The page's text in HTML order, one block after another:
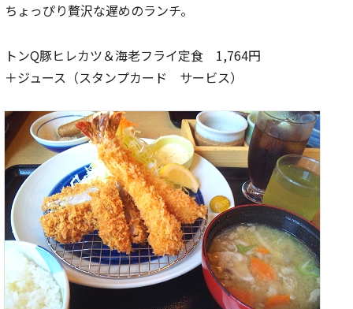
ちょっぴり贅沢な遅めのランチ。
トンQ豚ヒレカツ＆海老フライ定食 1,764円
＋ジュース（スタンプカード サービス）